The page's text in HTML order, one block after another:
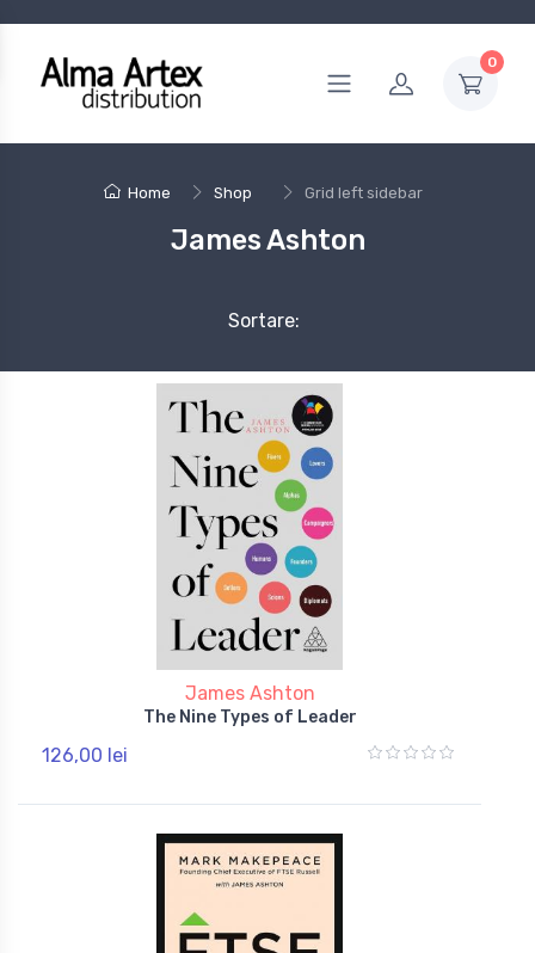
0
Home Shop Grid left sidebar
James Ashton
Sortare:
James Ashton
The Nine Types of Leader
126,00 lei